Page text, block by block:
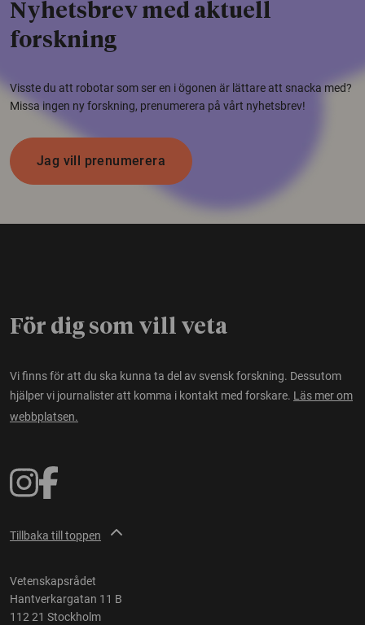
Nyhetsbrev med aktuell
forskning
Visste du att robotar som ser en i ögonen är lättare att snacka med?
Missa ingen ny forskning, prenumerera på vårt nyhetsbrev!
Jag vill prenumerera
För dig som vill veta
Vi finns för att du ska kunna ta del av svensk forskning. Dessutom
hjälper vi journalister att komma i kontakt med forskare. Läs mer om
webbplatsen.
Tillbaka till toppen
Vetenskapsrådet
Hantverkargatan 11 B
112 21 Stockholm